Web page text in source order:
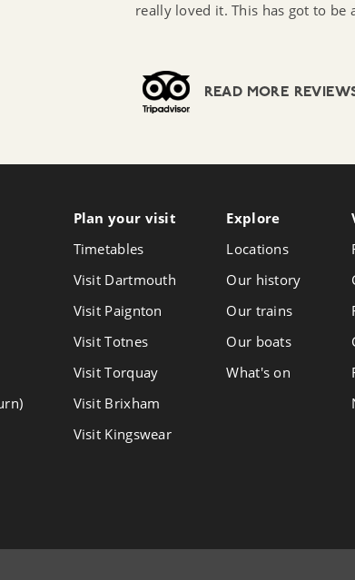
really loved it. This has got to be
READ MORE
Plan your visit
Timetables
Visit Dartmouth
Visit Paignton
Visit Totnes
Visit Torquay
Visit Brixham
Visit Kingswear
Explore
Locations
Our history
Our trains
Our boats
What's on
Follow
X
Follow
on
Instagram
Follow
Youtube